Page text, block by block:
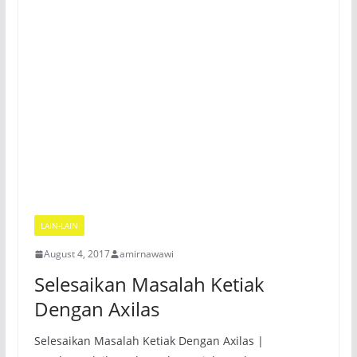
LAIN-LAIN
August 4, 2017 amirnawawi
Selesaikan Masalah Ketiak
Dengan Axilas
Selesaikan Masalah Ketiak Dengan Axilas |